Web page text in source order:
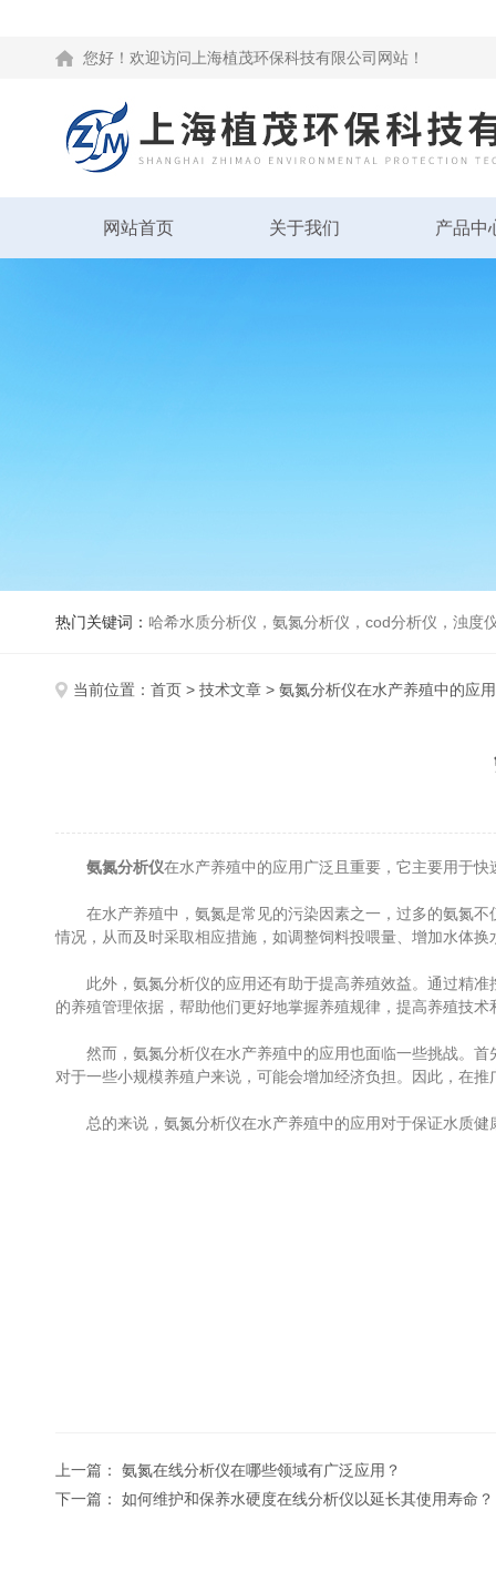
您好！欢迎访问上海植茂环保科技有限公司网站！
网站首页 关于我们 产品中
热门关键词： 哈希水质分析仪，氨氮分析仪，cod分析仪，浊度
当前位置： 首页 > 技术文章 > 氨氮分析仪在水产养殖中的应
氨氮分析仪在水产养殖中的应用广泛且重要，它主要用于
在水产养殖中，氨氮是常见的污染因素之一，过多的氨氮不
情况，从而及时采取相应措施，如调整饲料投喂量、增加水体
此外，氨氮分析仪的应用还有助于提高养殖效益。通过精准
的养殖管理依据，帮助他们更好地掌握养殖规律，提高养殖技术
然而，氨氮分析仪在水产养殖中的应用也面临一些挑战。首
对于一些小规模养殖户来说，可能会增加经济负担。因此，在
总的来说，氨氮分析仪在水产养殖中的应用对于保证水质健
上一篇： 氨氮在线分析仪在哪些领域有广泛应用？
下一篇： 如何维护和保养水硬度在线分析仪以延长其使用寿命？